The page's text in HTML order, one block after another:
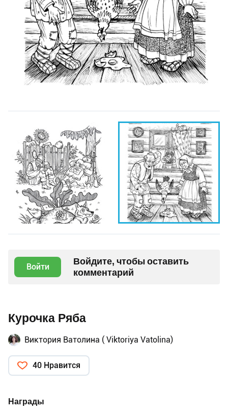
Войти
Войдите, чтобы оставить
комментарий
Курочка Ряба
Виктория Ватолина ( Viktoriya Vatolina)
40 Нравится
Награды